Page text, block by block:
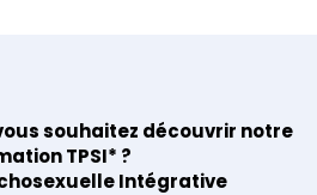
souhaitez découvrir notre
TPSI* ?
Intégrative